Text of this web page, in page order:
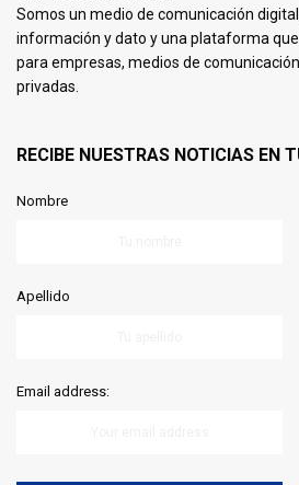
Somos un medio de comunicación
información y dato y una plataforma
para empresas, medios de
privadas.
RECIBE NUESTRAS NOTICIAS EN
Nombre
Apellido
Email address: